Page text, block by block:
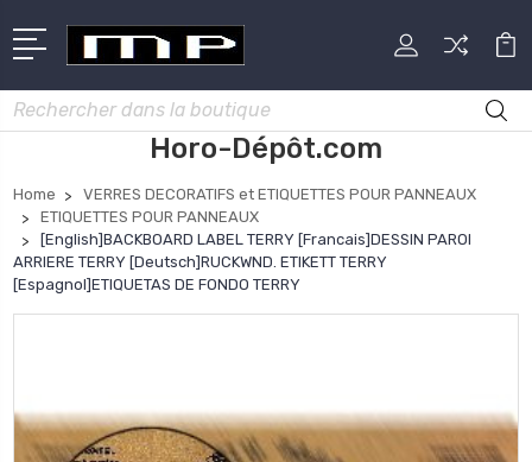
Rechercher
Horo-Dépôt.com
Home
VERRES DECORATIFS et ETIQUETTES POUR PANNEAUX
ETIQUETTES POUR PANNEAUX
[English]BACKBOARD LABEL TERRY [Francais]DESSIN PAROI
ARRIERE TERRY [Deutsch]RUCKWND. ETIKETT TERRY
[Espagnol]ETIQUETAS DE FONDO TERRY